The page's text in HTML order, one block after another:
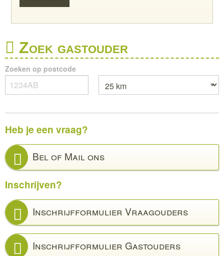
Zoek gastouder
Zoeken op postcode
Heb je een vraag?
Bel of Mail ons
Inschrijven?
Inschrijfformulier Vraagouders
Inschrijfformulier Gastouders